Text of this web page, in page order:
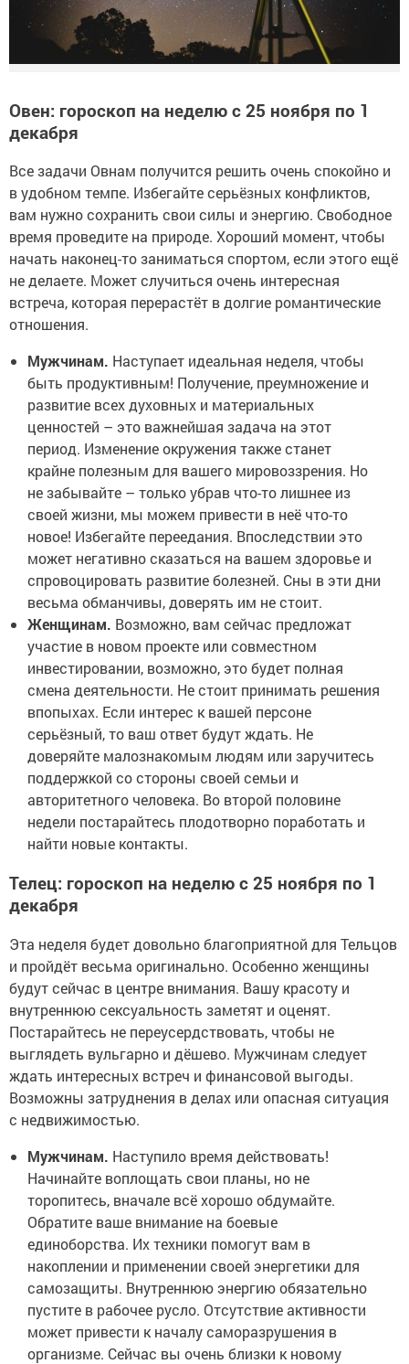
Овен: гороскоп на неделю с 25 ноября по 1
декабря
Все задачи Овнам получится решить очень спокойно и
в удобном темпе. Избегайте серьёзных конфликтов,
вам нужно сохранить свои силы и энергию. Свободное
время проведите на природе. Хороший момент, чтобы
начать наконец-то заниматься спортом, если этого ещё
не делаете. Может случиться очень интересная
встреча, которая перерастёт в долгие романтические
отношения.
Мужчинам. Наступает идеальная неделя, чтобы
быть продуктивным! Получение, преумножение и
развитие всех духовных и материальных
ценностей – это важнейшая задача на этот
период. Изменение окружения также станет
крайне полезным для вашего мировоззрения. Но
не забывайте – только убрав что-то лишнее из
своей жизни, мы можем привести в неё что-то
новое! Избегайте переедания. Впоследствии это
может негативно сказаться на вашем здоровье и
спровоцировать развитие болезней. Сны в эти дни
весьма обманчивы, доверять им не стоит.
Женщинам. Возможно, вам сейчас предложат
участие в новом проекте или совместном
инвестировании, возможно, это будет полная
смена деятельности. Не стоит принимать решения
впопыхах. Если интерес к вашей персоне
серьёзный, то ваш ответ будут ждать. Не
доверяйте малознакомым людям или заручитесь
поддержкой со стороны своей семьи и
авторитетного человека. Во второй половине
недели постарайтесь плодотворно поработать и
найти новые контакты.
Телец: гороскоп на неделю с 25 ноября по 1
декабря
Эта неделя будет довольно благоприятной для Тельцов
и пройдёт весьма оригинально. Особенно женщины
будут сейчас в центре внимания. Вашу красоту и
внутреннюю сексуальность заметят и оценят.
Постарайтесь не переусердствовать, чтобы не
выглядеть вульгарно и дёшево. Мужчинам следует
ждать интересных встреч и финансовой выгоды.
Возможны затруднения в делах или опасная ситуация
с недвижимостью.
Мужчинам. Наступило время действовать!
Начинайте воплощать свои планы, но не
торопитесь, вначале всё хорошо обдумайте.
Обратите ваше внимание на боевые
единоборства. Их техники помогут вам в
накоплении и применении своей энергетики для
самозащиты. Внутреннюю энергию обязательно
пустите в рабочее русло. Отсутствие активности
может привести к началу саморазрушения в
организме. Сейчас вы очень близки к новому